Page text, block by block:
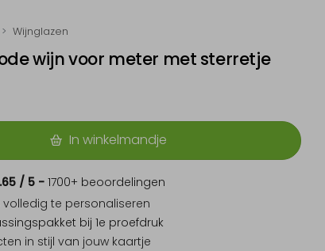
Wijnglazen
wijn voor meter met sterretje
In winkelmandje
/ 5 - 1700+ beoordelingen
volledig te personaliseren
bij 1e proefdruk
in stijl van jouw kaartje